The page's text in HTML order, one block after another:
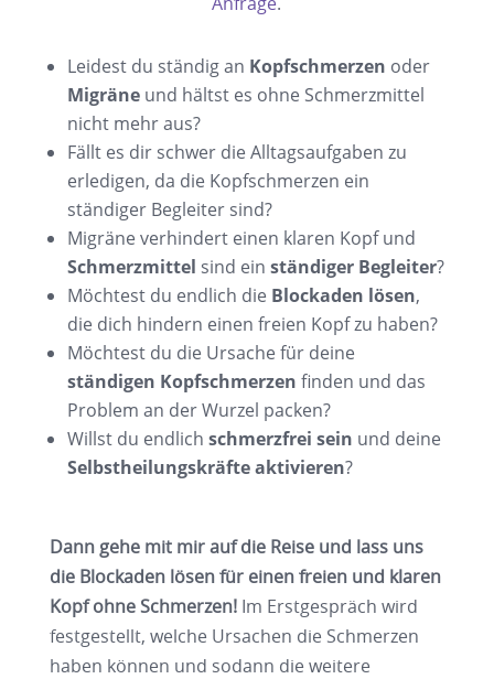
Leidest du ständig an Kopfschmerzen oder
Migräneund hältst es ohne Schmerzmittel
nicht mehr aus?
Fällt es dir schwer die Alltagsaufgaben zu
erledigen, da die Kopfschmerzen ein
ständiger Begleiter sind?
Migräne verhindert einen klaren Kopf und
Schmerzmittel sind ein ständiger Begleiter?
Möchtest du endlich die Blockaden lösen,
die dich hindern einen freien Kopf zu haben?
Möchtest du die Ursache für deine
ständigen Kopfschmerzen finden und das
Problem an der Wurzel packen?
Willst du endlich schmerzfrei sein und deine
Selbstheilungskräfte aktivieren?
Dann gehe mit mir auf die Reise und lass uns
die Blockaden lösen für einen freien und klaren
Kopf ohne Schmerzen!Im Erstgespräch wird
festgestellt, welche Ursachen die Schmerzen
haben können und sodann die weitere